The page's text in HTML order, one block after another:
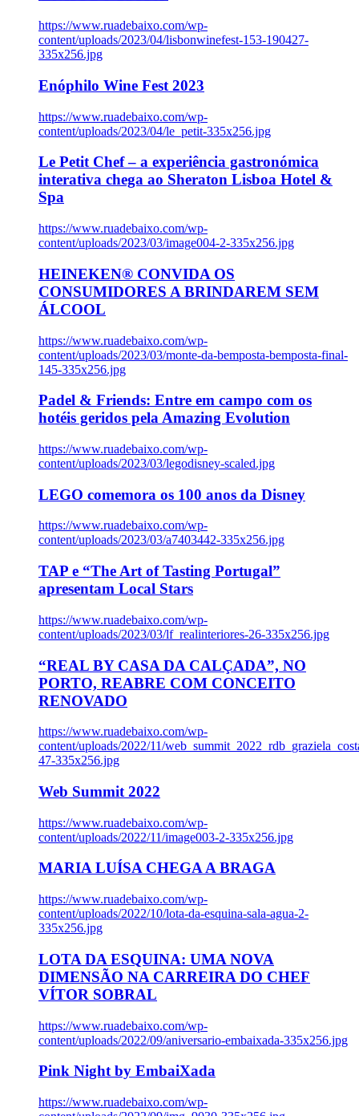
https://www.ruadebaixo.com/wp-
content/uploads/2023/04/lisbonwinefest-153-190427-
335x256.jpg
Enóphilo Wine Fest 2023
https://www.ruadebaixo.com/wp-
content/uploads/2023/04/le_petit-335x256.jpg
Le Petit Chef – a experiência gastronómica
interativa chega ao Sheraton Lisboa Hotel &
Spa
https://www.ruadebaixo.com/wp-
content/uploads/2023/03/image004-2-335x256.jpg
HEINEKEN® CONVIDA OS
CONSUMIDORES A BRINDAREM SEM
ÁLCOOL
https://www.ruadebaixo.com/wp-
content/uploads/2023/03/monte-da-bemposta-bemposta-final-
145-335x256.jpg
Padel & Friends: Entre em campo com os
hotéis geridos pela Amazing Evolution
https://www.ruadebaixo.com/wp-
content/uploads/2023/03/legodisney-scaled.jpg
LEGO comemora os 100 anos da Disney
https://www.ruadebaixo.com/wp-
content/uploads/2023/03/a7403442-335x256.jpg
TAP e “The Art of Tasting Portugal”
apresentam Local Stars
https://www.ruadebaixo.com/wp-
content/uploads/2023/03/lf_realinteriores-26-335x256.jpg
“REAL BY CASA DA CALÇADA”, NO
PORTO, REABRE COM CONCEITO
RENOVADO
https://www.ruadebaixo.com/wp-
content/uploads/2022/11/
47-335x256.jpg
Web Summit 2022
https://www.ruadebaixo.com/wp-
content/uploads/2022/11/image003-2-335x256.jpg
MARIA LUÍSA CHEGA A BRAGA
https://www.ruadebaixo.com/wp-
content/uploads/2022/10/lota-da-esquina-sala-agua-2-
335x256.jpg
LOTA DA ESQUINA: UMA NOVA
DIMENSÃO NA CARREIRA DO CHEF
VÍTOR SOBRAL
https://www.ruadebaixo.com/wp-
content/uploads/2022/09/aniversario-embaixada-335x256.jpg
Pink Night by EmbaiXada
https://www.ruadebaixo.com/wp-